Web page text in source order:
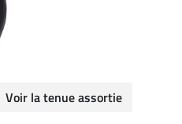
Voir la tenue assortie